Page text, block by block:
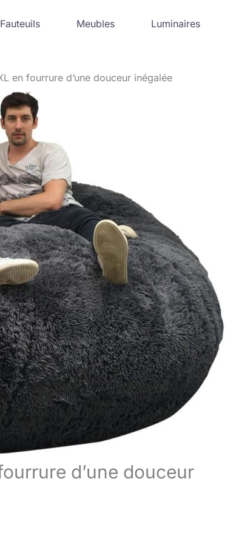
Fauteuils Meubles Luminaires
en fourrure d’une douceur inégalée
d’une douceur